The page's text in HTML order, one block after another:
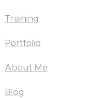
Training
Portfolio
About Me
Blog